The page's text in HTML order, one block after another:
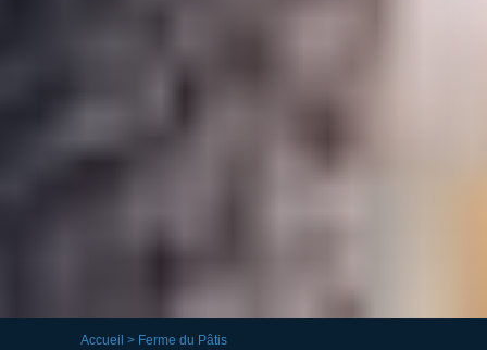
Accueil > Ferme du Pâtis